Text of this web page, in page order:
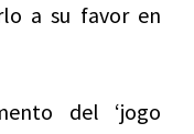
a su favor en
del ‘jogo